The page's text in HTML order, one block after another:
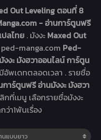
Out Leveling ตอนที่ 8
- อ่านการ์ตูนฟรี
ปลไทย . มังงะ Maxed Out
manga.com Ped-
งะ มังฮวาออนไลน์ การ์ตูน
พเดทตลอดเวลา . รายชื่อ
าร์ตูนฟรี อ่านมังงะ มังฮวา
กที่เมนู เลือกรายชื่อมังงะ
ว่า1พันเรื่อง